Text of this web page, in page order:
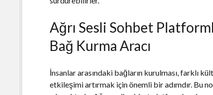
Ağrı Sesli Sohbet
Bağ Kurma Aracı
İnsanlar arasındaki bağların kurulması, farklı
etkileşimi artırmak için önemli bir adımdır. Bu